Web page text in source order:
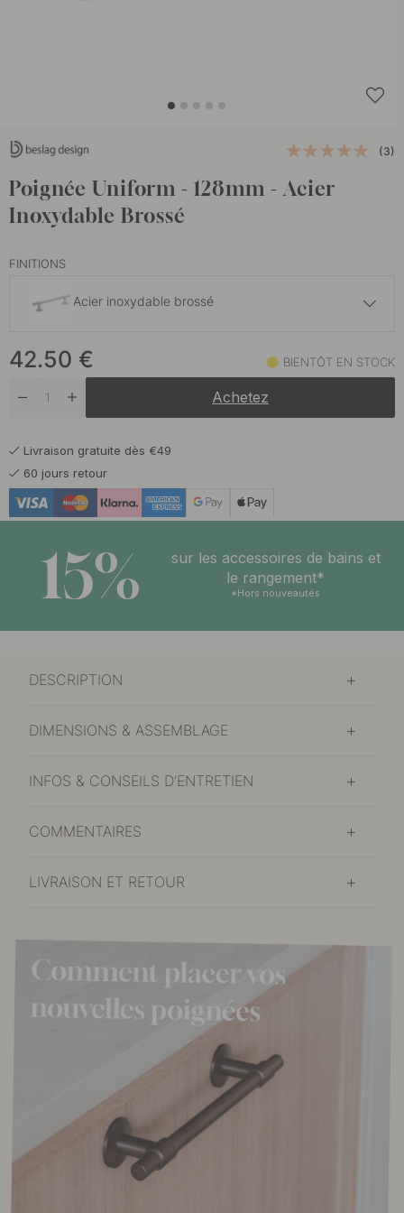
(3)
Poignée Uniform - 128mm - Acier
Inoxydable Brossé
FINITIONS
Acier inoxydable brossé
Chêne/Noir En stock
En stock
Laiton brossé non traité
Laiton 42.50 €
Noir mat
42.50 €
42.50 € BIENTÔT EN STOCK
Achetez
Livraison gratuite dès €49
60 jours retour
15%
sur les accessoires de bains et
le rangement*
*Hors nouveautés
DESCRIPTION
DIMENSIONS & ASSEMBLAGE
INFOS & CONSEILS D'ENTRETIEN
COMMENTAIRES
LIVRAISON ET RETOUR